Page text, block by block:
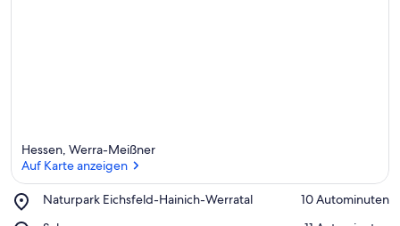
Hessen, Werra-Meißner
Auf Karte anzeigen
Naturpark Eichsfeld-Hainich-Werratal
Place,
‪10 Autominuten‬